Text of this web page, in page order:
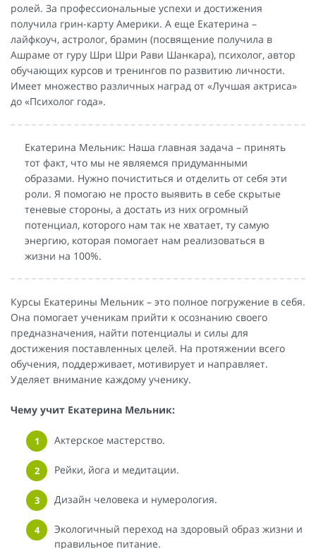
ролей. За профессиональные успехи и достижения
получила грин-карту Америки. А еще Екатерина –
лайфкоуч, астролог, брамин (посвящение получила в
Ашраме от гуру Шри Шри Рави Шанкара), психолог, автор
обучающих курсов и тренингов по развитию личности.
Имеет множество различных наград от «Лучшая актриса»
до «Психолог года».
Екатерина Мельник: Наша главная задача – принять
тот факт, что мы не являемся придуманными
образами. Нужно почиститься и отделить от себя эти
роли. Я помогаю не просто выявить в себе скрытые
теневые стороны, а достать из них огромный
потенциал, которого нам так не хватает, ту самую
энергию, которая помогает нам реализоваться в
жизни на 100%.
Курсы Екатерины Мельник – это полное погружение в себя.
Она помогает ученикам прийти к осознанию своего
предназначения, найти потенциалы и силы для
достижения поставленных целей. На протяжении всего
обучения, поддерживает, мотивирует и направляет.
Уделяет внимание каждому ученику.
Чему учит Екатерина Мельник:
Актерское мастерство.
Рейки, йога и медитации.
Дизайн человека и нумерология.
Экологичный переход на здоровый образ жизни и
правильное питание.